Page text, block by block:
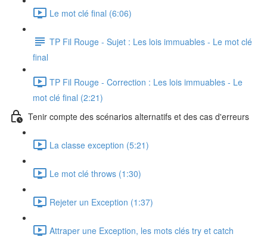
Le mot clé final (6:06)
TP Fil Rouge - Sujet : Les lois immuables - Le mot clé
final
TP Fil Rouge - Correction : Les lois immuables - Le
mot clé final (2:21)
Tenir compte des scénarios alternatifs et des cas d'erreurs
La classe exception (5:21)
Le mot clé throws (1:30)
Rejeter un Exception (1:37)
Attraper une Exception, les mots clés try et catch